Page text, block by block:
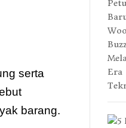
serta
barang.